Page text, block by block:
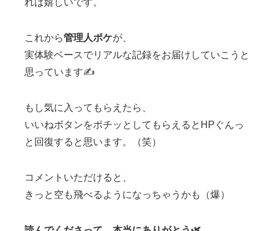
これから管理人ポケが、
実体験ベースでリアルな記録をお届けしていこうと
思っています✍️
もし気に入ってもらえたら、
いいねボタンをポチッとしてもらえるとHPぐんっ
と回復すると思います。（笑）
コメントいただけると、
きっと空も飛べるようになっちゃうかも（爆）